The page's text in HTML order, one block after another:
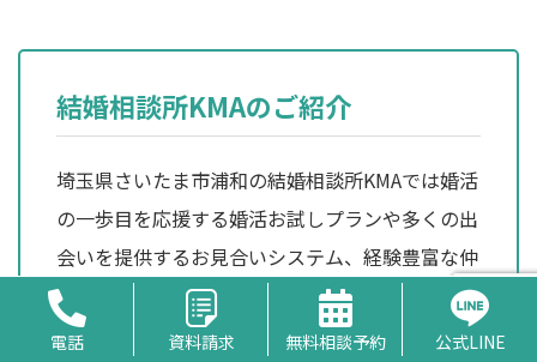
結婚相談所KMAのご紹介
埼玉県さいたま市浦和の結婚相談所KMAでは婚活
の一歩目を応援する婚活お試しプランや多くの出
会いを提供するお見合いシステム、経験豊富な仲
人カウンセラーが年中無休で相談に乗ります。
まずは無料相談からご利用下さい。
電話 資料請求 無料相談予約 公式LINE